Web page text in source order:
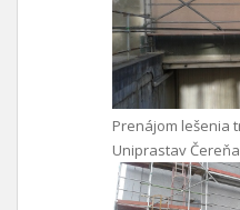
Prenájom lešenia
Uniprastav